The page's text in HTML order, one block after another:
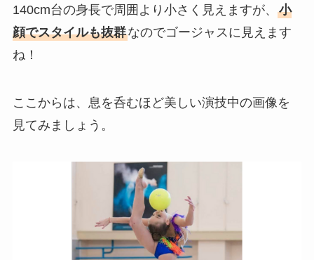
140cm台の身長で周囲より小さく見えますが、 小
顔でスタイルも抜群なのでゴージャスに見えます
ね！
ここからは、息を呑むほど美しい演技中の画像を
見てみましょう。